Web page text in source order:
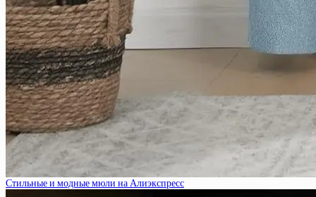
Стильные и модные мюли на Алиэкспресс